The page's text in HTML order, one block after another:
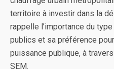
territoire à investir dans la
rappelle l’importance du
publics et sa préférence
puissance publique, à
SEM.